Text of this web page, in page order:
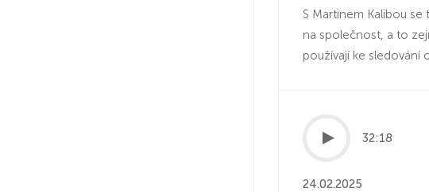
S Martinem Kalibou
na společnost, a to
používají ke sledování
32:18
24.02.2025